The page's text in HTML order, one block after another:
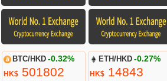
BTC/HKD -0.32%
HK$501802
ETH/HKD -0.27%
HK$ 14843